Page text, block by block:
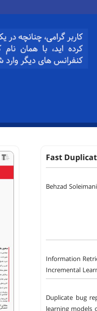
Fast
Behzad
Information
Incremental
Duplicate bug